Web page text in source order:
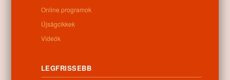
Online programok
Újságcikkek
Videók
LEGFRISSEBB